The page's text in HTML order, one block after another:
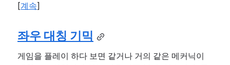
[계속]
좌우 대칭 기믹
게임을 플레이 하다 보면 같거나 거의 같은 메커닉이